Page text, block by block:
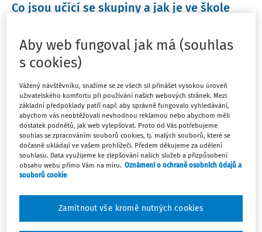
Co jsou učící se skupiny a jak je ve škole
Poslouchejte jednatřicátéHovory zkabinetu s
ředitelem, učitelem a lektorem Janem
Kuzebauchem.Jsme velmi rádi, že jsme se stali hrdými
partnery těchto velmi zajímavých a inspirativních
rozhovorů.
Vydáno:5. 9. 2023 1 minuta čtení
AKTUALITY
Jak rychlá může být cesta z války za
Čtyřicátý osmý dílHovorůzkabinetuse Solomiou
Aby web fungoval jak má (souhlas
s cookies)
Vážený návštěvníku, snažíme se ze všech sil přinášet vysokou úroveň
uživatelského komfortu při používání našich webových stránek. Mezi
základní předpoklady patří např. aby správně fungovalo vyhledávání,
abychom vás neobtěžovali nevhodnou reklamou nebo abychom měli
dostatek podnětů, jak web vylepšovat. Proto od Vás potřebujeme
souhlas se zpracováním souborů cookies, tj. malých souborů, které se
dočasně ukládají ve vašem prohlížeči. Předem děkujeme za udělení
souhlasu. Data využijeme ke zlepšování našich služeb a přizpůsobení
obsahu webu přímo Vám na míru. Oznámení o ochraně osobních údajů a
souborů cookie
Zamítnout vše kromě nutných cookies